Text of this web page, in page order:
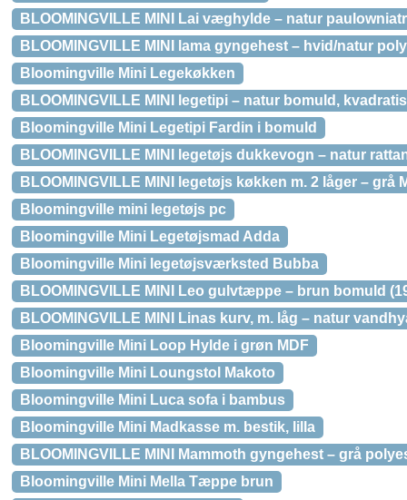
BLOOMINGVILLE MINI Lai væghylde – natur
BLOOMINGVILLE MINI lama gyngehest – hvid/natur
Bloomingville Mini Legekøkken
BLOOMINGVILLE MINI legetipi – natur bomuld,
Bloomingville Mini Legetipi Fardin i bomuld
BLOOMINGVILLE MINI legetøjs dukkevogn – natur
BLOOMINGVILLE MINI legetøjs køkken m. 2 låger – grå
Bloomingville mini legetøjs pc
Bloomingville Mini Legetøjsmad Adda
Bloomingville Mini legetøjsværksted Bubba
BLOOMINGVILLE MINI Leo gulvtæppe – brun bomuld
BLOOMINGVILLE MINI Linas kurv, m. låg – natur
Bloomingville Mini Loop Hylde i grøn MDF
Bloomingville Mini Loungstol Makoto
Bloomingville Mini Luca sofa i bambus
Bloomingville Mini Madkasse m. bestik, lilla
BLOOMINGVILLE MINI Mammoth gyngehest – grå
Bloomingville Mini Mella Tæppe brun